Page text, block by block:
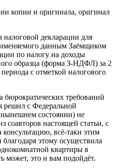
копии и оригинала, оригинал
декларации для
данным Заёмщиком
по налогу на доходы
образца (форма З-НДФЛ) за 2
с отметкой налогового
бюрократических требований
решил с Федеральной
состоянии) не
соавторов настоящей статьи, с
всё-таки этим
этому осуществила
квартиры в
может, это и вам подойдёт.